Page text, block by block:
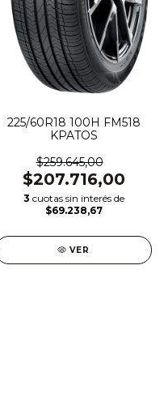
225/60R18 100H FM518
KPATOS
$259.645,00
$207.716,00
3 cuotas sin interés de
$69.238,67
VER